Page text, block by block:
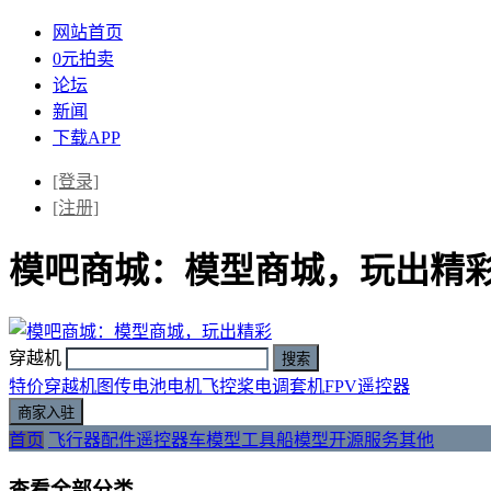
网站首页
0元拍卖
论坛
新闻
下载APP
[登录]
[注册]
模吧商城：模型商城，玩出精
穿越机
特价穿越机图传电池电机飞控桨电调套机FPV遥控器
首页 飞行器配件遥控器车模型工具船模型开源服务其他